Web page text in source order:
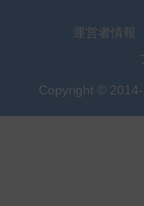
運営者情報
Copyright ©